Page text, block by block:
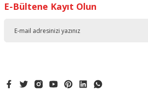
Ürün resmi kalitesiz, bozuk veya
E-Bültene Kayıt Olun